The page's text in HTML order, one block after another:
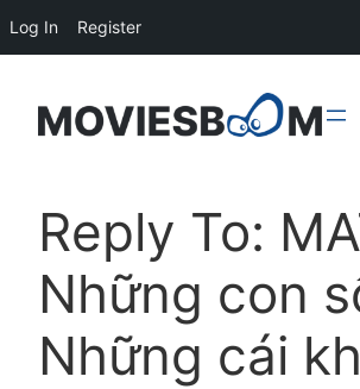
Reply To:
Những con
Những cái
Log In Register